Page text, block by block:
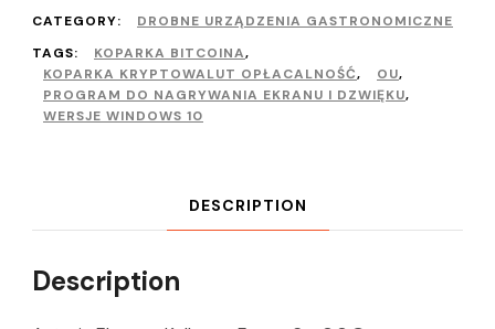
CATEGORY:
DROBNE URZĄDZENIA GASTRONOMICZNE
TAGS:
KOPARKA BITCOINA,
KOPARKA KRYPTOWALUT OPŁACALNOŚĆ, OU,
PROGRAM DO NAGRYWANIA EKRANU I DZWIĘKU,
WERSJE WINDOWS 10
DESCRIPTION
Description